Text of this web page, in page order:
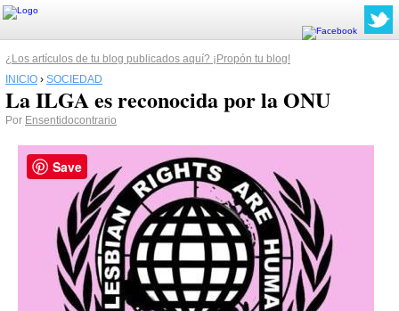
¿Los artículos de tu blog publicados aquí? ¡Propón tu blog!
INICIO › SOCIEDAD
La ILGA es reconocida por la ONU
Por Ensentidocontrario
Save